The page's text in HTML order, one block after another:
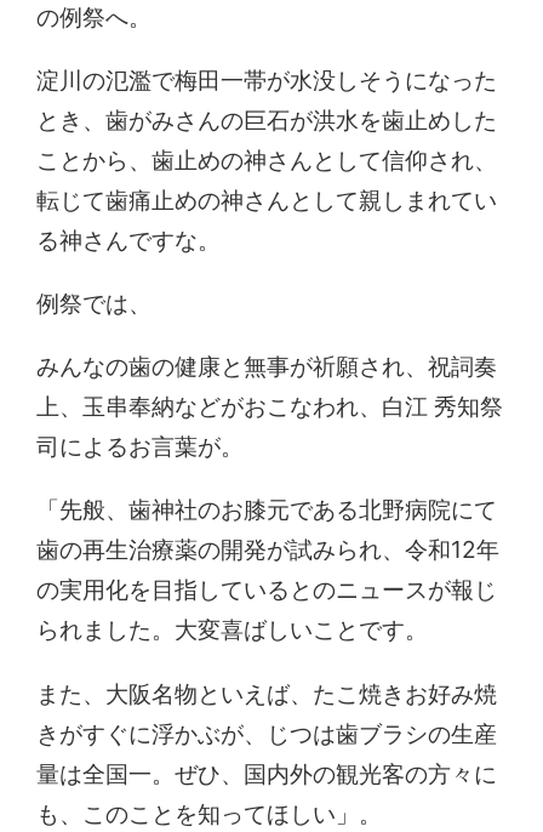
の例祭へ。
淀川の氾濫で梅田一帯が水没しそうになった
とき、歯がみさんの巨石が洪水を歯止めした
ことから、歯止めの神さんとして信仰され、
転じて歯痛止めの神さんとして親しまれてい
る神さんですな。
例祭では、
みんなの歯の健康と無事が祈願され、祝詞奏
上、玉串奉納などがおこなわれ、白江 秀知祭
司によるお言葉が。
「先般、歯神社のお膝元である北野病院にて
歯の再生治療薬の開発が試みられ、令和12年
の実用化を目指しているとのニュースが報じ
られました。大変喜ばしいことです。
また、大阪名物といえば、たこ焼きお好み焼
きがすぐに浮かぶが、じつは歯ブラシの生産
量は全国一。ぜひ、国内外の観光客の方々に
も、このことを知ってほしい」。